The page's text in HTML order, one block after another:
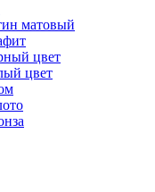
матовый
цвет
цвет